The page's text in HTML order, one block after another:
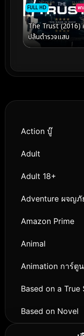
FULL HD พ
The Trust (2016)
ปล้นตำรวจแสบ
Action บู๊
Adult
Adult 18+
Adventure ผจญภั
Amazon Prime
Animal
Animation การ์ตูน
Based on a True
Based on Novel
Biography ชีวิตจ